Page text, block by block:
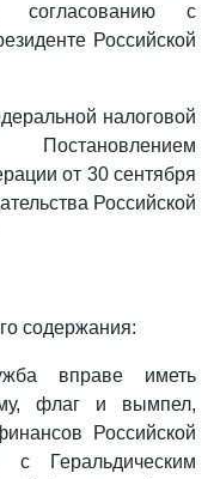
согласованию с
Российской
налоговой
от 30 сентября
Российской
содержания:
вправе иметь
флаг и вымпел,
Российской
Геральдическим